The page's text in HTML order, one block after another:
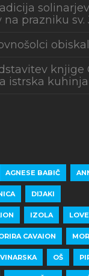
na prazniku sv.
knjige
istrska kuhinja
AGNESE BABIČ
DIJAKI
IZOLA
CAVAION
OŠ